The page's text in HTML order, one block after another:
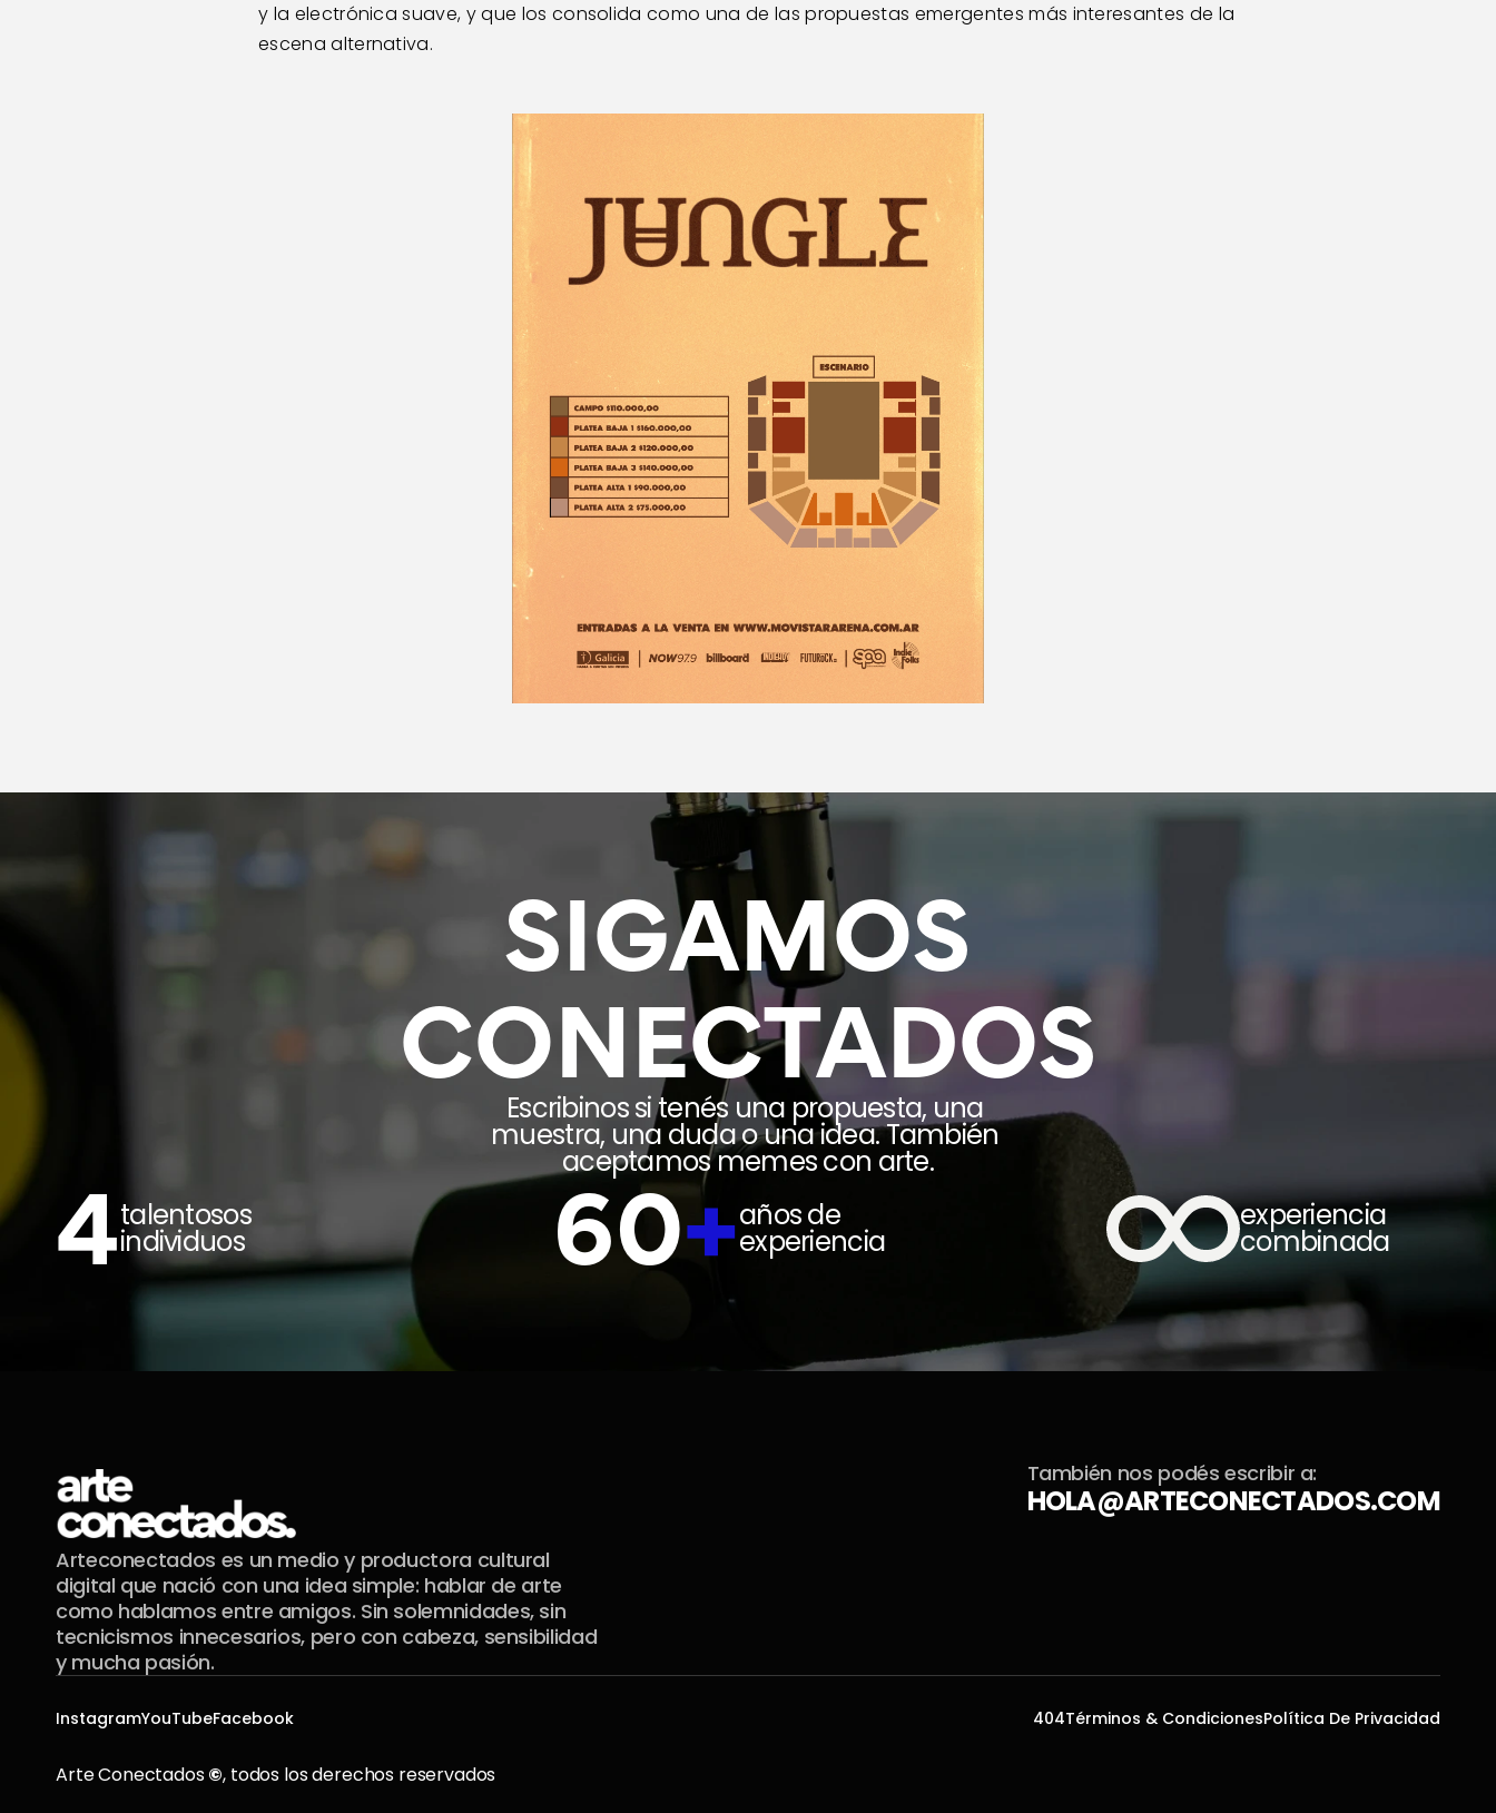
y la electrónica suave, y que los consolida como una de las propuestas emergentes más interesantes de la
escena alternativa.
SIGAMOS
CONECTADOS
Escribinos si tenés una propuesta, una
muestra, una duda o una idea. También
aceptamos memes con arte.
4talentosos
individuos 60+años de
experiencia
experiencia
combinada
Arteconectados es un medio y productora cultural
digital que nació con una idea simple: hablar de arte
como hablamos entre amigos. Sin solemnidades, sin
tecnicismos innecesarios, pero con cabeza, sensibilidad
y mucha pasión.
También nos podés escribir a:
HOLA@ARTECONECTADOS.COM
InstagramYouTubeFacebook 404Términos & CondicionesPolítica De Privacidad
Arte Conectados ©, todos los derechos reservados